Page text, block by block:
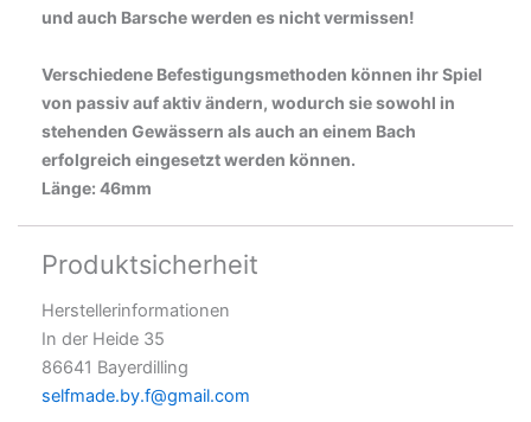
und auch Barsche werden es nicht vermissen!
Verschiedene Befestigungsmethoden können ihr Spiel
von passiv auf aktiv ändern, wodurch sie sowohl in
stehenden Gewässern als auch an einem Bach
erfolgreich eingesetzt werden können.
Länge: 46mm
Produktsicherheit
Herstellerinformationen
In der Heide 35
86641 Bayerdilling
selfmade.by.f@gmail.com